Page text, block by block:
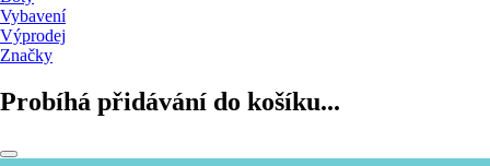
Vybavení
Výprodej
Značky
Probíhá přidávání do košíku...